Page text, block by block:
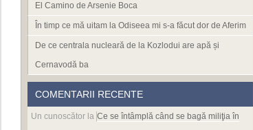
El Camino de Arsenie Boca
În timp ce mă uitam la Odiseea mi s-a făcut dor de Aferim
De ce centrala nucleară de la Kozlodui are apă și
Cernavodă ba
COMENTARII RECENTE
Un cunoscător la Ce se întâmplă când se bagă miliţia în